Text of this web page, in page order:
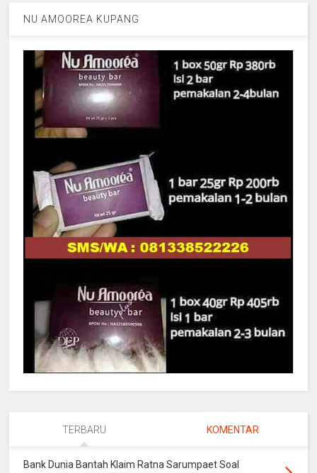
NU AMOOREA KUPANG
TERBARU KOMENTAR
Bank Dunia Bantah Klaim Ratna Sarumpaet Soal